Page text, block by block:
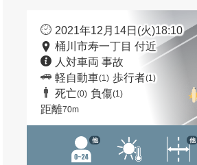
2021年12月14日(火)18:10
桶川市寿一丁目 付近
人対車両 事故
軽自動車(1) 歩行者(1)
死亡(0) 負傷(1)
距離70m
他 他